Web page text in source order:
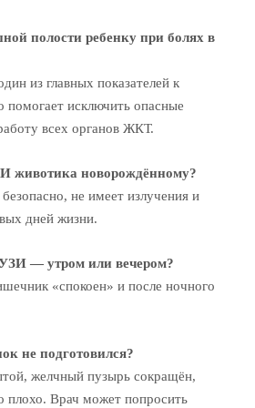
полости ребенку при болях в
из главных показателей к
исключить опасные
всех органов ЖКТ.
животика новорождённому?
не имеет излучения и
дней жизни.
— утром или вечером?
«спокоен» и после ночного
не подготовился?
желчный пузырь сокращён,
плохо. Врач может попросить